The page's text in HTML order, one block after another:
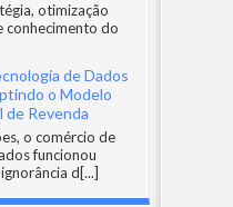
otimização
conhecimento do
de Dados
o Modelo
de Revenda
o comércio de
funcionou
d[...]